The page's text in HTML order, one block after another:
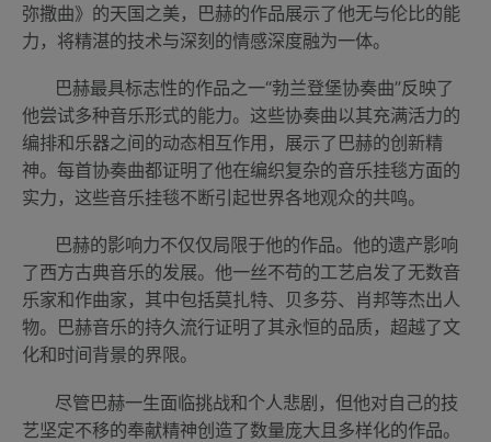
弥撒曲》的天国之美，巴赫的作品展示了他无与伦比的能
力，将精湛的技术与深刻的情感深度融为一体。
巴赫最具标志性的作品之一“勃兰登堡协奏曲”反映了
他尝试多种音乐形式的能力。这些协奏曲以其充满活力的
编排和乐器之间的动态相互作用，展示了巴赫的创新精
神。每首协奏曲都证明了他在编织复杂的音乐挂毯方面的
实力，这些音乐挂毯不断引起世界各地观众的共鸣。
巴赫的影响力不仅仅局限于他的作品。他的遗产影响
了西方古典音乐的发展。他一丝不苟的工艺启发了无数音
乐家和作曲家，其中包括莫扎特、贝多芬、肖邦等杰出人
物。巴赫音乐的持久流行证明了其永恒的品质，超越了文
化和时间背景的界限。
尽管巴赫一生面临挑战和个人悲剧，但他对自己的技
艺坚定不移的奉献精神创造了数量庞大且多样化的作品。